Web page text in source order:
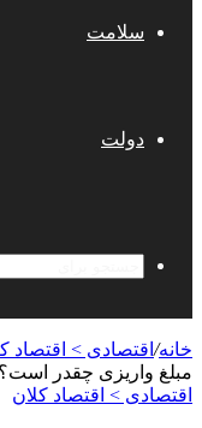
سلامت
دولت
خانه/ اقتصادی > اقتصاد
مبلغ واریزی چقدر است؟
اقتصادی > اقتصاد کلان